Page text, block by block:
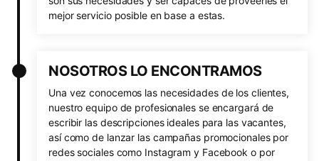
mejor servicio posible en base a estas.
NOSOTROS LO ENCONTRAMOS
Una vez conocemos las necesidades de los clientes,
nuestro equipo de profesionales se encargará de
escribir las descripciones ideales para las vacantes,
así como de lanzar las campañas promocionales por
redes sociales como Instagram y Facebook o por